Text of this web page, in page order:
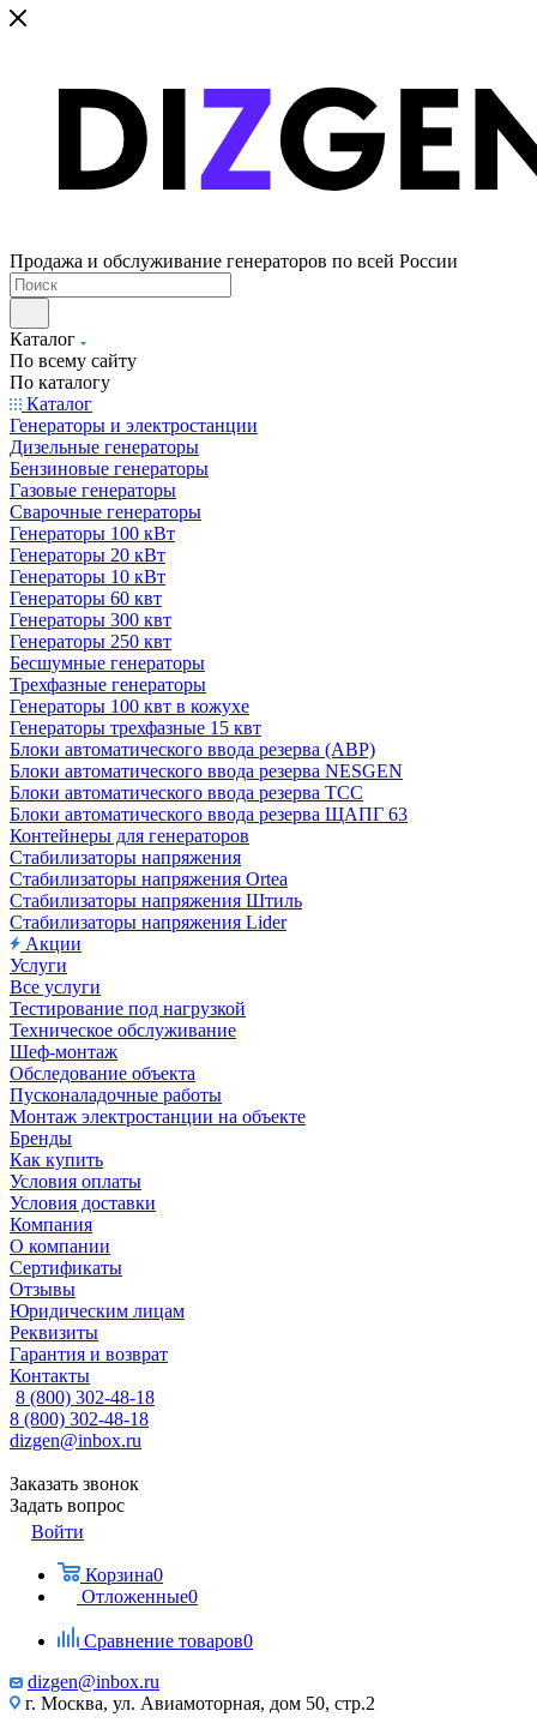
Продажа и обслуживание генераторов по всей России
Каталог
По всему сайту
По каталогу
Каталог
Генераторы и электростанции
Дизельные генераторы
Бензиновые генераторы
Газовые генераторы
Сварочные генераторы
Генераторы 100 кВт
Генераторы 20 кВт
Генераторы 10 кВт
Генераторы 60 квт
Генераторы 300 квт
Генераторы 250 квт
Бесшумные генераторы
Трехфазные генераторы
Генераторы 100 квт в кожухе
Генераторы трехфазные 15 квт
Блоки автоматического ввода резерва (АВР)
Блоки автоматического ввода резерва NESGEN
Блоки автоматического ввода резерва ТСС
Блоки автоматического ввода резерва ЩАПГ 63
Контейнеры для генераторов
Стабилизаторы напряжения
Стабилизаторы напряжения Ortea
Стабилизаторы напряжения Штиль
Стабилизаторы напряжения Lider
Акции
Услуги
Все услуги
Тестирование под нагрузкой
Техническое обслуживание
Шеф-монтаж
Обследование объекта
Пусконаладочные работы
Монтаж электростанции на объекте
Бренды
Как купить
Условия оплаты
Условия доставки
Компания
О компании
Сертификаты
Отзывы
Юридическим лицам
Реквизиты
Гарантия и возврат
Контакты
8 (800) 302-48-18
8 (800) 302-48-18
dizgen@inbox.ru
Заказать звонок
Задать вопрос
Войти
Корзина0
Отложенные0
Сравнение товаров0
dizgen@inbox.ru
г. Москва, ул. Авиамоторная, дом 50, стр.2